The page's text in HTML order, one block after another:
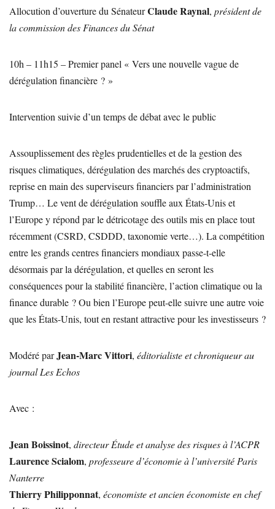
Allocution d’ouverture du SénateurClaude Raynal, président de
la commission des Finances du Sénat
10h – 11h15 – Premier panel « Vers une nouvelle vague de
dérégulation financière ? »
Intervention suivie d’un temps de débat avec le public
Assouplissement des règles prudentielles et de la gestion des
risques climatiques, dérégulation des marchés des cryptoactifs,
reprise en main des superviseurs financiers par l’administration
Trump… Le vent de dérégulation souffle aux États-Unis et
l’Europe y répond par le détricotage des outils mis en place tout
récemment (CSRD, CSDDD, taxonomie verte…). La compétition
entre les grands centres financiers mondiaux passe-t-elle
désormais par la dérégulation, et quelles en seront les
conséquences pour la stabilité financière, l’action climatique ou la
finance durable ? Ou bien l’Europe peut-elle suivre une autre voie
que les États-Unis, tout en restant attractive pour les investisseurs ?
Modéré parJean-Marc Vittori, éditorialiste et chroniqueur au
journal Les Echos
Avec :
Jean Boissinot, directeur Étude et analyse des risques à l’ACPR
Laurence Scialom, professeure d’économie à l’université Paris
Nanterre
Thierry Philipponnat, économiste et ancien économiste en chef